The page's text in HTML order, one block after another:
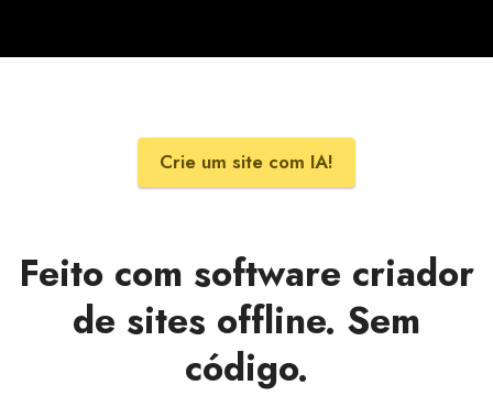
Crie um site com IA!
Feito com software criador
de sites offline. Sem
código.